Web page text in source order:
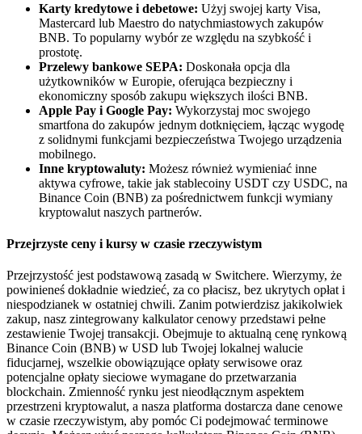
Karty kredytowe i debetowe: Użyj swojej karty Visa,
Mastercard lub Maestro do natychmiastowych zakupów
BNB. To popularny wybór ze względu na szybkość i
prostotę.
Przelewy bankowe SEPA: Doskonała opcja dla
użytkowników w Europie, oferująca bezpieczny i
ekonomiczny sposób zakupu większych ilości BNB.
Apple Pay i Google Pay: Wykorzystaj moc swojego
smartfona do zakupów jednym dotknięciem, łącząc wygodę
z solidnymi funkcjami bezpieczeństwa Twojego urządzenia
mobilnego.
Inne kryptowaluty: Możesz również wymieniać inne
aktywa cyfrowe, takie jak stablecoiny USDT czy USDC, na
Binance Coin (BNB) za pośrednictwem funkcji wymiany
kryptowalut naszych partnerów.
Przejrzyste ceny i kursy w czasie rzeczywistym
Przejrzystość jest podstawową zasadą w Switchere. Wierzymy, że
powinieneś dokładnie wiedzieć, za co płacisz, bez ukrytych opłat i
niespodzianek w ostatniej chwili. Zanim potwierdzisz jakikolwiek
zakup, nasz zintegrowany kalkulator cenowy przedstawi pełne
zestawienie Twojej transakcji. Obejmuje to aktualną cenę rynkową
Binance Coin (BNB) w USD lub Twojej lokalnej walucie
fiducjarnej, wszelkie obowiązujące opłaty serwisowe oraz
potencjalne opłaty sieciowe wymagane do przetwarzania
blockchain. Zmienność rynku jest nieodłącznym aspektem
przestrzeni kryptowalut, a nasza platforma dostarcza dane cenowe
w czasie rzeczywistym, aby pomóc Ci podejmować terminowe